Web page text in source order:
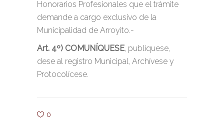
Honorarios Profesionales que el trámite
demande a cargo exclusivo de la
Municipalidad de Arroyito.-
Art. 4º) COMUNÍQUESE, publíquese,
dese al registro Municipal, Archívese y
Protocolícese.
0